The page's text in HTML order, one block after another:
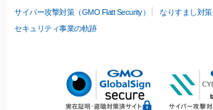
サイバー攻撃対策（GMO Flatt Security）
なりすまし対策
セキュリティ事業の軌跡